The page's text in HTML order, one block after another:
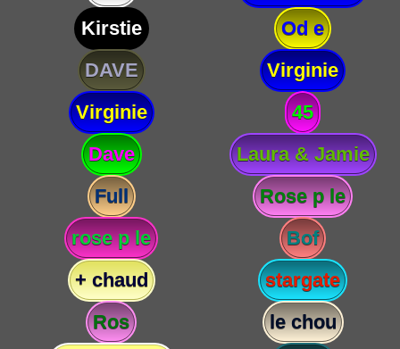
Kirstie
Od e
DAVE
Virginie
Virginie
45
Dave
Laura & Jamie
Full
Rose p le
rose p le
Bof
+ chaud
stargate
Ros
le chou